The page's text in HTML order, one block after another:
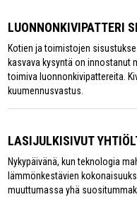
LUONNONKIVIPATTERI
Kotien ja toimistojen
kasvava kysyntä on innostanut
toimiva luonnonkivipattereita.
kuumennusvastus.
LASIJULKISIVUT
Nykypäivänä, kun teknologia
lämmönkestävien
muuttumassa yhä